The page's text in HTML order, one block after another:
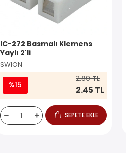
IC-272 Basmalı Klemens
Yaylı 2'li
SWION
%15
2.89 TL
2.45 TL
SEPETE EKLE